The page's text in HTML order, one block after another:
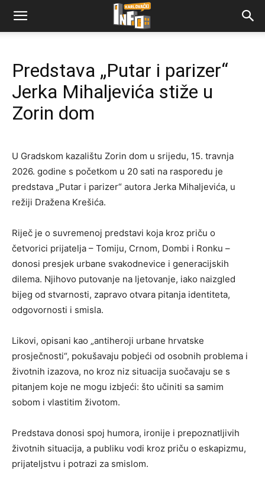
Predstava „Putar i parizer“
Jerka Mihaljevića stiže u
Zorin dom
U Gradskom kazalištu Zorin dom u srijedu, 15. travnja
2026. godine s početkom u 20 sati na rasporedu je
predstava „Putar i parizer“ autora Jerka Mihaljevića, u
režiji Dražena Krešića.
Riječ je o suvremenoj predstavi koja kroz priču o
četvorici prijatelja – Tomiju, Crnom, Dombi i Ronku –
donosi presjek urbane svakodnevice i generacijskih
dilema. Njihovo putovanje na ljetovanje, iako naizgled
bijeg od stvarnosti, zapravo otvara pitanja identiteta,
odgovornosti i smisla.
Likovi, opisani kao „antiheroji urbane hrvatske
prosječnosti“, pokušavaju pobjeći od osobnih problema i
životnih izazova, no kroz niz situacija suočavaju se s
pitanjem koje ne mogu izbjeći: što učiniti sa samim
sobom i vlastitim životom.
Predstava donosi spoj humora, ironije i prepoznatljivih
životnih situacija, a publiku vodi kroz priču o eskapizmu,
prijateljstvu i potrazi za smislom.